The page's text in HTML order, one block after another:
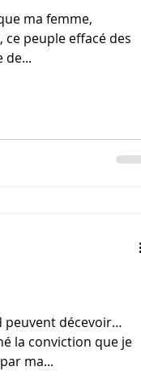
ma femme,
peuple effacé des
de...
peuvent décevoir…
la conviction que je
ma...